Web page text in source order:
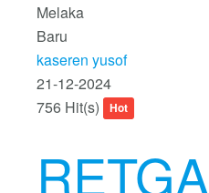
Melaka
Baru
kaseren yusof
21-12-2024
756 Hit(s)
Hot
RETGA